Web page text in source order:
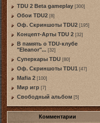
TDU 2 Beta gameplay [300]
Обои TDU2 [8]
Оф. Скриншоты TDU2 [195]
Концепт-Арты TDU 2 [32]
В память о TDU-клубе
"Eleanor"... [32]
Суперкары TDU [80]
Оф. Скриншоты TDU1 [47]
Mafia 2 [100]
Мир игр [7]
Свободный альбом [5]
Комментарии